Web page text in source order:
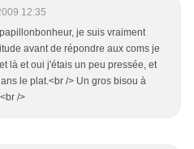
12:35
je suis vraiment
avant de répondre aux coms je
là et oui j'étais un peu pressée, et
le plat.<br /> Un gros bisou à
/>